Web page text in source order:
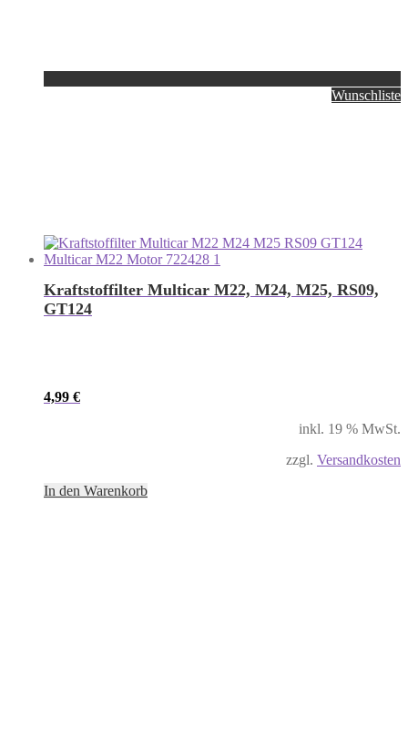
Wunschliste
Kraftstoffilter Multicar M22, M24, M25, RS09,
GT124
4,99 €
inkl. 19 % MwSt.
zzgl. Versandkosten
In den Warenkorb